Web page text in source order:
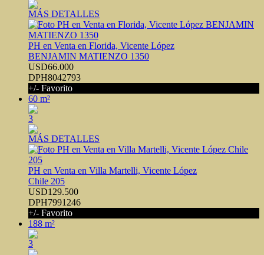
MÁS DETALLES
PH en Venta en Florida, Vicente López
BENJAMIN MATIENZO 1350
USD66.000
DPH8042793
+/- Favorito
60 m²
3
MÁS DETALLES
PH en Venta en Villa Martelli, Vicente López
Chile 205
USD129.500
DPH7991246
+/- Favorito
188 m²
3